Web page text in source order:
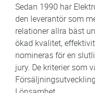
Sedan 1990 har
den leverantör som
relationer allra bäst
ökad kvalitet,
nomineras för en
jury. De kriterier som